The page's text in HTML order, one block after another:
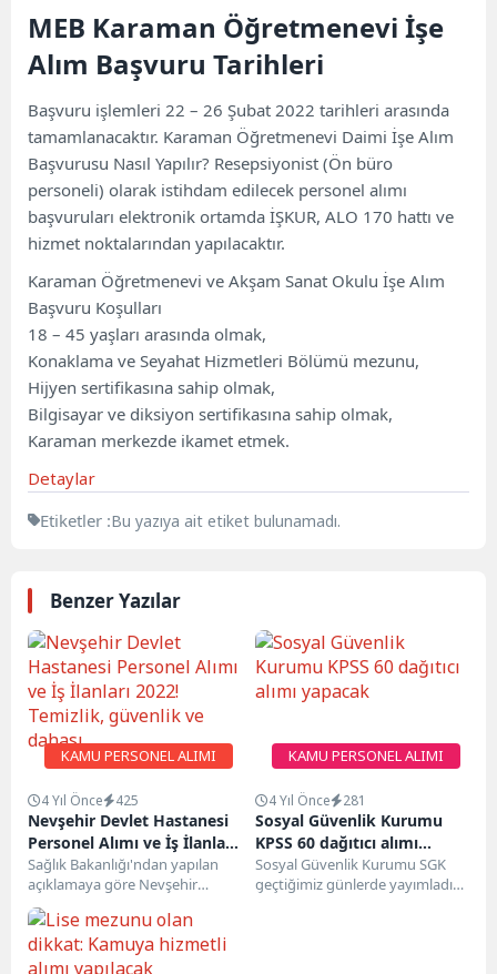
MEB Karaman Öğretmenevi İşe
Alım Başvuru Tarihleri
Başvuru işlemleri 22 – 26 Şubat 2022 tarihleri ​​arasında
tamamlanacaktır. Karaman Öğretmenevi Daimi İşe Alım
Başvurusu Nasıl Yapılır? Resepsiyonist (Ön büro
personeli) olarak istihdam edilecek personel alımı
başvuruları elektronik ortamda İŞKUR, ALO 170 hattı ve
hizmet noktalarından yapılacaktır.
Karaman Öğretmenevi ve Akşam Sanat Okulu İşe Alım
Başvuru Koşulları
18 – 45 yaşları arasında olmak,
Konaklama ve Seyahat Hizmetleri Bölümü mezunu,
Hijyen sertifikasına sahip olmak,
Bilgisayar ve diksiyon sertifikasına sahip olmak,
Karaman merkezde ikamet etmek.
Detaylar
Etiketler :Bu yazıya ait etiket bulunamadı.
Benzer Yazılar
KAMU PERSONEL ALIMI
4 Yıl Önce 425
Nevşehir Devlet Hastanesi
Personel Alımı ve İş İlanları
2022! Temizlik, güvenlik ve
dahası…
Sağlık Bakanlığı'ndan yapılan
açıklamaya göre Nevşehir
Devlet Hastanesi'ne 70 personel
alınacak. İlanda kadrolu işçi
olarak...
KAMU PERSONEL ALIMI
4 Yıl Önce 281
Sosyal Güvenlik Kurumu
KPSS 60 dağıtıcı alımı
yapacak
Sosyal Güvenlik Kurumu SGK
geçtiğimiz günlerde yayımladığı